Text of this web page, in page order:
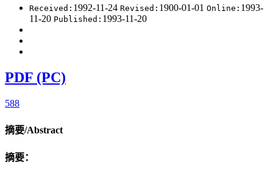
Received: 1992-11-24 Revised: 1900-01-01 Online: 1993-
11-20 Published: 1993-11-20
PDF (PC)
588
摘要/Abstract
摘要：